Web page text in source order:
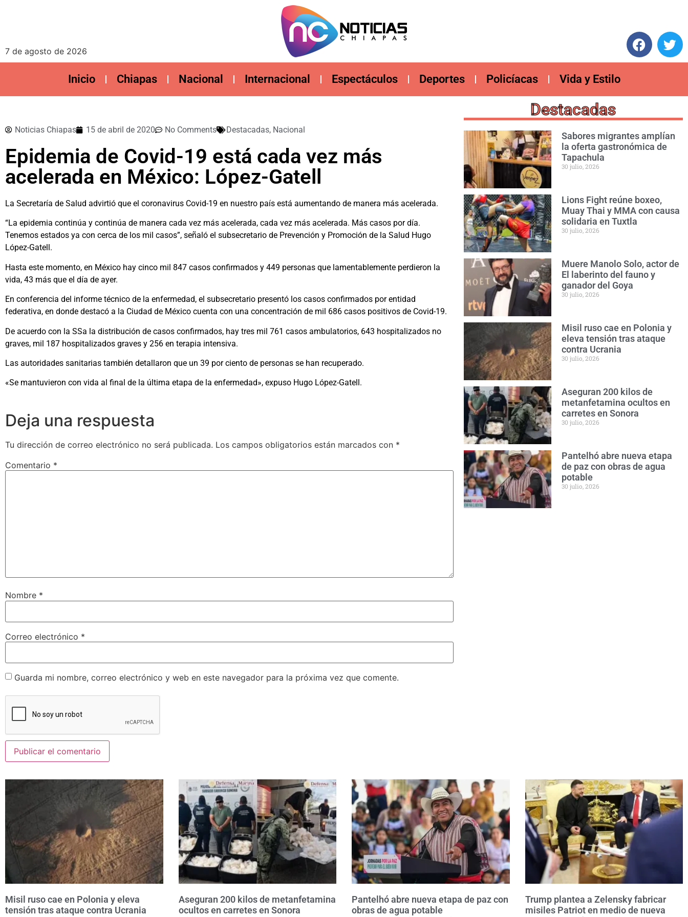
7 de agosto de 2026
Inicio Chiapas Nacional Internacional Espectáculos Deportes Policíacas Vida y Estilo
Noticias Chiapas 15 de abril de 2020 No Comments Destacadas, Nacional
Epidemia de Covid-19 está cada vez más
acelerada en México: López-Gatell
La Secretaría de Salud advirtió que el coronavirus Covid-19 en nuestro país está aumentando de manera más acelerada.
“La epidemia continúa y continúa de manera cada vez más acelerada, cada vez más acelerada. Más casos por día.
Tenemos estados ya con cerca de los mil casos”, señaló el subsecretario de Prevención y Promoción de la Salud Hugo
López-Gatell.
Hasta este momento, en México hay cinco mil 847 casos confirmados y 449 personas que lamentablemente perdieron la
vida, 43 más que el día de ayer.
En conferencia del informe técnico de la enfermedad, el subsecretario presentó los casos confirmados por entidad
federativa, en donde destacó a la Ciudad de México cuenta con una concentración de mil 686 casos positivos de Covid-19.
De acuerdo con la SSa la distribución de casos confirmados, hay tres mil 761 casos ambulatorios, 643 hospitalizados no
graves, mil 187 hospitalizados graves y 256 en terapia intensiva.
Las autoridades sanitarias también detallaron que un 39 por ciento de personas se han recuperado.
«Se mantuvieron con vida al final de la última etapa de la enfermedad», expuso Hugo López-Gatell.
Deja una respuesta
Tu dirección de correo electrónico no será publicada. Los campos obligatorios están marcados con *
Comentario *
Nombre *
Correo electrónico *
Guarda mi nombre, correo electrónico y web en este navegador para la próxima vez que comente.
Destacadas
Sabores migrantes amplían
la oferta gastronómica de
Tapachula
30 julio, 2026
Lions Fight reúne boxeo,
Muay Thai y MMA con causa
solidaria en Tuxtla
30 julio, 2026
Muere Manolo Solo, actor de
El laberinto del fauno y
ganador del Goya
30 julio, 2026
Misil ruso cae en Polonia y
eleva tensión tras ataque
contra Ucrania
30 julio, 2026
Aseguran 200 kilos de
metanfetamina ocultos en
carretes en Sonora
30 julio, 2026
Pantelhó abre nueva etapa
de paz con obras de agua
potable
30 julio, 2026
Misil ruso cae en Polonia y eleva
tensión tras ataque contra Ucrania
Aseguran 200 kilos de metanfetamina
ocultos en carretes en Sonora
Pantelhó abre nueva etapa de paz con
obras de agua potable
Trump plantea a Zelensky fabricar
misiles Patriot en medio de nueva